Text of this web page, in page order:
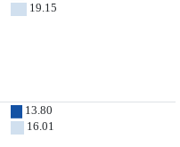
19.15
13.80
16.01